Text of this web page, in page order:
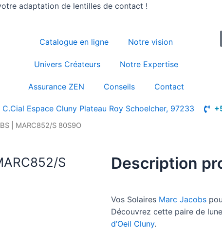
adaptation de lentilles de contact !
Catalogue en ligne Notre vision
Univers Créateurs Notre Expertise
Assurance ZEN Conseils Contact
C.Cial Espace Cluny Plateau Roy Schoelcher, 97233
| MARC852/S 80S9O
S
Description
Vos Solaires Marc Jacobs
Découvrez cette paire de
d’Oeil Cluny.